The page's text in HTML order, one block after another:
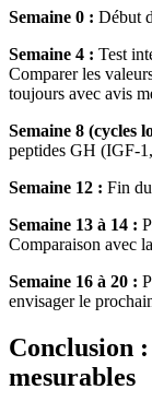
Semaine 0 : Début
Semaine 4 : Test
Comparer les
toujours avec avis
Semaine 8 (cycles
peptides GH (IGF-
Semaine 12 : Fin
Semaine 13 à 14 :
Comparaison avec
Semaine 16 à 20 :
envisager le
Conclusion
mesurables